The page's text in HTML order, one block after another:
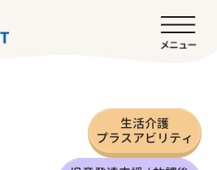
生活介護
プラスアビリティ